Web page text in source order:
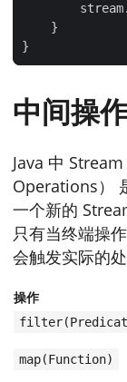
        stream.
中间操
Java 中
Operations）
一个新的
只有当终端操
会触发实际的
操作
map(Function)